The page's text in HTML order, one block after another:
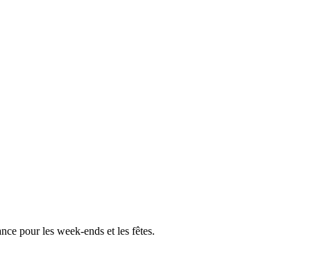
pour les week-ends et les fêtes.